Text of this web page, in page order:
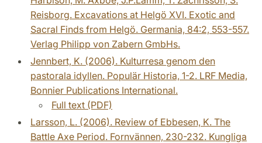
Reisborg. Excavations at Helgö XVI. Exotic and
Sacral Finds from Helgö. Germania, 84:2, 553-557.
Verlag Philipp von Zabern GmbHs.
Jennbert, K. (2006). Kulturresa genom den
pastorala idyllen. Populär Historia, 1-2. LRF Media,
Bonnier Publications International.
Full text (PDF)
Larsson, L. (2006). Review of Ebbesen, K. The
Battle Axe Period. Fornvännen, 230-232. Kungliga